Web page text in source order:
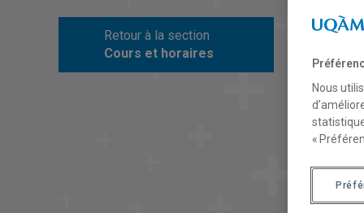
Retour à la section
Cours et horaires
Nous
«